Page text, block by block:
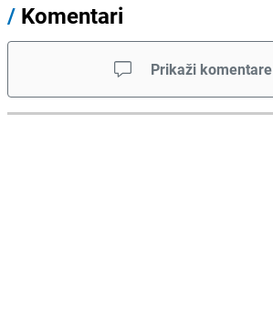
/ Komentari
Prikaži komentare